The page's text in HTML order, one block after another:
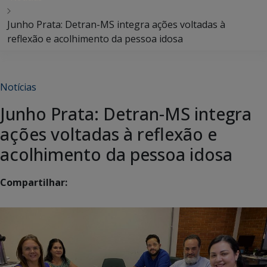
Junho Prata: Detran-MS integra ações voltadas à
reflexão e acolhimento da pessoa idosa
Notícias
Junho Prata: Detran-MS integra
ações voltadas à reflexão e
acolhimento da pessoa idosa
Compartilhar: